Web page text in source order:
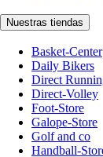
Nuestras tiendas
Basket-Center
Daily Bikers
Direct
Direct-Volley
Foot-Store
Galope-Store
Golf and co
Handball-